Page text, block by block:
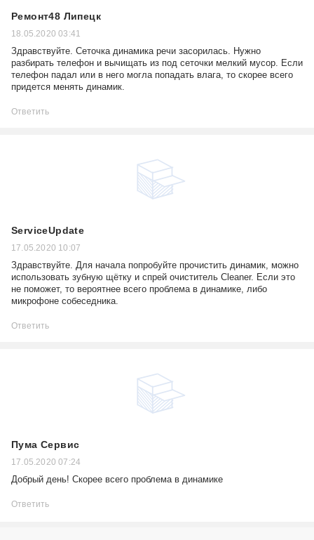
Ремонт48 Липецк
18.05.2020 03:41
Здравствуйте. Сеточка динамика речи засорилась. Нужно
разбирать телефон и вычищать из под сеточки мелкий мусор. Если
телефон падал или в него могла попадать влага, то скорее всего
придется менять динамик.
Ответить
ServiceUpdate
17.05.2020 10:07
Здравствуйте. Для начала попробуйте прочистить динамик, можно
использовать зубную щётку и спрей очиститель Cleaner. Если это
не поможет, то вероятнее всего проблема в динамике, либо
микрофоне собеседника.
Ответить
Пума Сервис
17.05.2020 07:24
Добрый день! Скорее всего проблема в динамике
Ответить